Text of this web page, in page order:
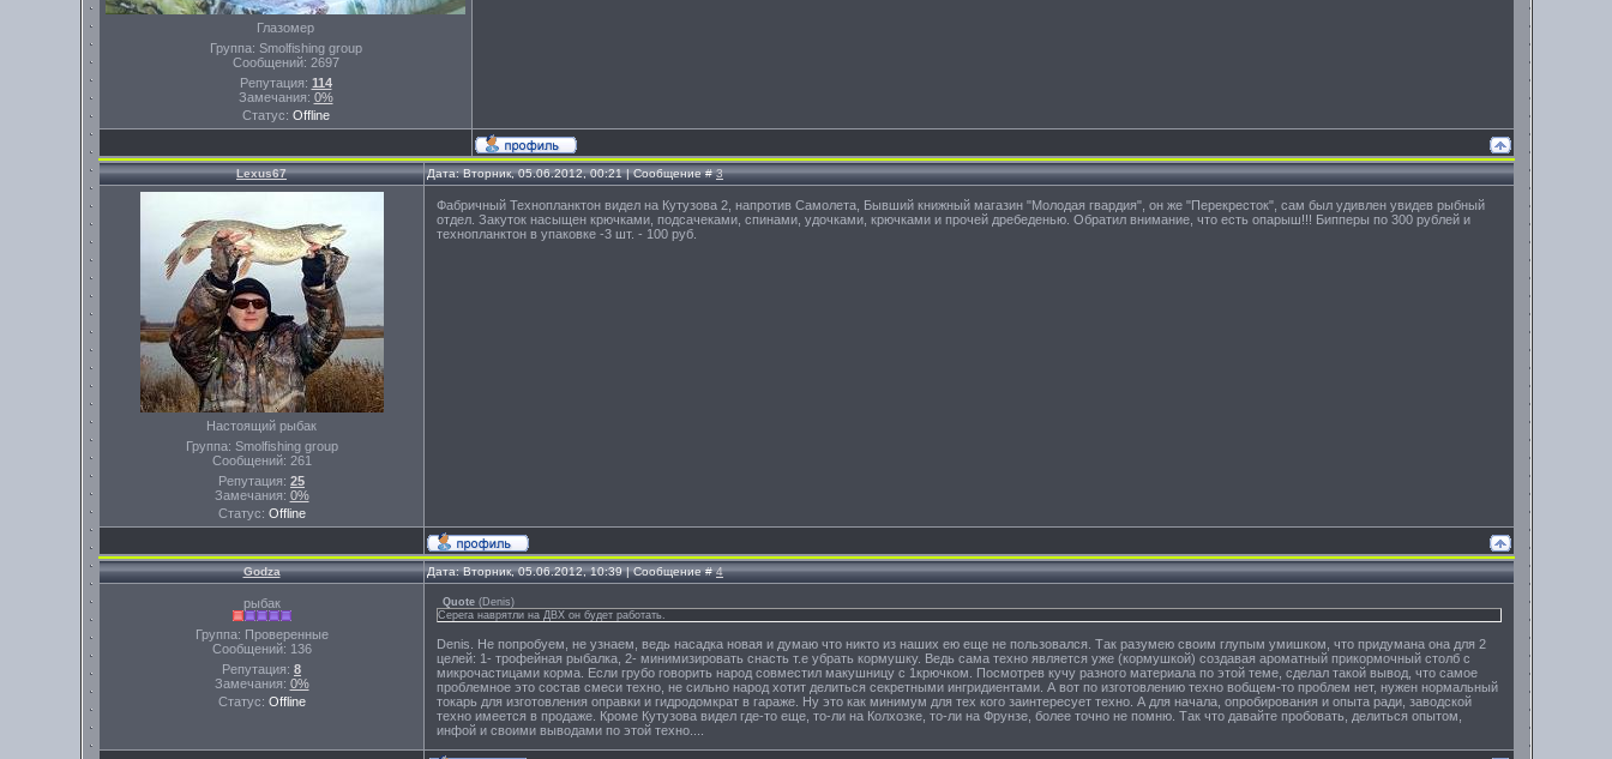
Глазомер
Группа: Smolfishing group
Сообщений: 2697
Репутация: 114
Замечания: 0%
Статус: Offline
Lexus67 Дата: Вторник, 05.06.2012, 00:21 | Сообщение #3
Настоящий рыбак
Группа: Smolfishing group
Сообщений: 261
Репутация: 25
Замечания: 0%
Статус: Offline
Фабричный Технопланктон видел на Кутузова 2, напротив Самолета, Бывший книжный магазин "Молодая гвардия", он же "Перекресток", сам был удивлен увидев рыбный
отдел. Закуток насыщен крючками, подсачеками, спинами, удочками, крючками и прочей дребеденью. Обратил внимание, что есть опарыш!!! Бипперы по 300 рублей и
технопланктон в упаковке -3 шт. - 100 руб.
Godza Дата: Вторник, 05.06.2012, 10:39 | Сообщение #4
рыбак
Группа: Проверенные
Сообщений: 136
Репутация: 8
Замечания: 0%
Статус: Offline
Quote (Denis)
Серега наврятли на ДВХ он будет работать.
Denis. Не попробуем, не узнаем, ведь насадка новая и думаю что никто из наших ею еще не пользовался. Так разумею своим глупым умишком, что придумана она для 2
целей: 1- трофейная рыбалка, 2- минимизировать снасть т.е убрать кормушку. Ведь сама техно является уже (кормушкой) создавая ароматный прикормочный столб с
микрочастицами корма. Если грубо говорить народ совместил макушницу с 1крючком. Посмотрев кучу разного материала по этой теме, сделал такой вывод, что самое
проблемное это состав смеси техно, не сильно народ хотит делиться секретными ингридиентами. А вот по изготовлению техно вобщем-то проблем нет, нужен нормальный
токарь для изготовления оправки и гидродомкрат в гараже. Ну это как минимум для тех кого заинтересует техно. А для начала, опробирования и опыта ради, заводской
техно имеется в продаже. Кроме Кутузова видел где-то еще, то-ли на Колхозке, то-ли на Фрунзе, более точно не помню. Так что давайте пробовать, делиться опытом,
инфой и своими выводами по этой техно....